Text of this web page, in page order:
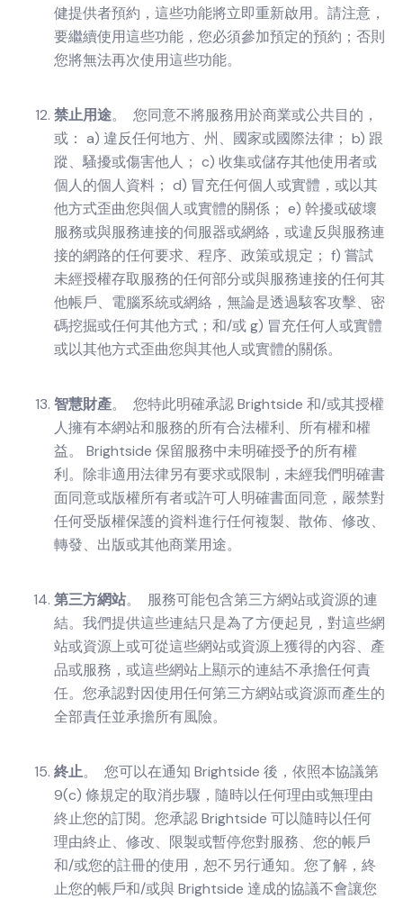
健提供者預約，這些功能將立即重新啟用。請注意，
要繼續使用這些功能，您必須參加預定的預約；否則
您將無法再次使用這些功能。
禁止用途。 您同意不將服務用於商業或公共目的，
或： a) 違反任何地方、州、國家或國際法律； b) 跟
蹤、騷擾或傷害他人； c) 收集或儲存其他使用者或
個人的個人資料； d) 冒充任何個人或實體，或以其
他方式歪曲您與個人或實體的關係； e) 幹擾或破壞
服務或與服務連接的伺服器或網絡，或違反與服務連
接的網路的任何要求、程序、政策或規定； f) 嘗試
未經授權存取服務的任何部分或與服務連接的任何其
他帳戶、電腦系統或網絡，無論是透過駭客攻擊、密
碼挖掘或任何其他方式；和/或 g) 冒充任何人或實體
或以其他方式歪曲您與其他人或實體的關係。
智慧財產。 您特此明確承認 Brightside 和/或其授權
人擁有本網站和服務的所有合法權利、所有權和權
益。 Brightside 保留服務中未明確授予的所有權
利。除非適用法律另有要求或限制，未經我們明確書
面同意或版權所有者或許可人明確書面同意，嚴禁對
任何受版權保護的資料進行任何複製、散佈、修改、
轉發、出版或其他商業用途。
第三方網站。 服務可能包含第三方網站或資源的連
結。我們提供這些連結只是為了方便起見，對這些網
站或資源上或可從這些網站或資源上獲得的內容、產
品或服務，或這些網站上顯示的連結不承擔任何責
任。您承認對因使用任何第三方網站或資源而產生的
全部責任並承擔所有風險。
終止。 您可以在通知 Brightside 後，依照本協議第
9(c) 條規定的取消步驟，隨時以任何理由或無理由
終止您的訂閱。您承認 Brightside 可以隨時以任何
理由終止、修改、限製或暫停您對服務、您的帳戶
和/或您的註冊的使用，恕不另行通知。您了解，終
止您的帳戶和/或與 Brightside 達成的協議不會讓您